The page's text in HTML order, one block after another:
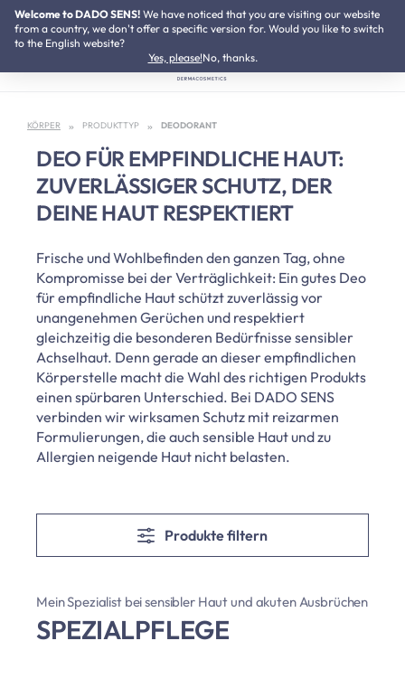
Zum Hauptinhalt springen
Welcome to DADO SENS! We have noticed that you are visiting our website
from a country, we don't offer a specific version for. Would you like to switch
to the English website?
Yes, please!No, thanks.
SUMMER SALE:Bis zu 50% Preisvorteil
KÖRPER PRODUKTTYP DEODORANT
DEO FÜR EMPFINDLICHE HAUT:
ZUVERLÄSSIGER SCHUTZ, DER
DEINE HAUT RESPEKTIERT
Frische und Wohlbefinden den ganzen Tag, ohne
Kompromisse bei der Verträglichkeit: Ein gutes Deo
für empfindliche Haut schützt zuverlässig vor
unangenehmen Gerüchen und respektiert
gleichzeitig die besonderen Bedürfnisse sensibler
Achselhaut. Denn gerade an dieser empfindlichen
Körperstelle macht die Wahl des richtigen Produkts
einen spürbaren Unterschied. Bei DADO SENS
verbinden wir wirksamen Schutz mit reizarmen
Formulierungen, die auch sensible Haut und zu
Allergien neigende Haut nicht belasten.
Produkte filtern
Mein Spezialist bei sensibler Haut und akuten Ausbrüchen
SPEZIALPFLEGE